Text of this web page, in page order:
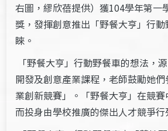
右圖，繆欣蓓提供）獲104學年第一
獎，發揮創意推出「野餐大亨」行
睞。
「野餐大亨」行動野餐車的想法，
開發及創意產業課程，老師鼓勵她
業創新競賽」。「野餐大亨」在競
而投身由學校推廣的傑出人才競爭行